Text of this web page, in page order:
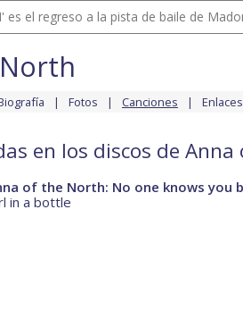
es el regreso a la pista de baile de
Fotos Canciones Enlaces
en los discos de
of the North: No one knows you
in a bottle